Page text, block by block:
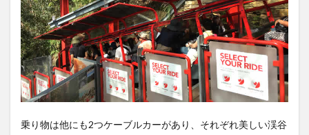
乗り物は他にも2つケーブルカーがあり、それぞれ美しい渓谷